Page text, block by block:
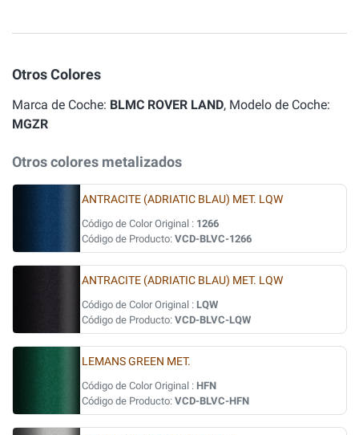
Otros Colores
Marca de Coche: BLMC ROVER LAND, Modelo de Coche:
MGZR
Otros colores metalizados
ANTRACITE (ADRIATIC BLAU) MET. LQW
Código de Color Original : 1266
Código de Producto: VCD-BLVC-1266
ANTRACITE (ADRIATIC BLAU) MET. LQW
Código de Color Original : LQW
Código de Producto: VCD-BLVC-LQW
LEMANS GREEN MET.
Código de Color Original : HFN
Código de Producto: VCD-BLVC-HFN